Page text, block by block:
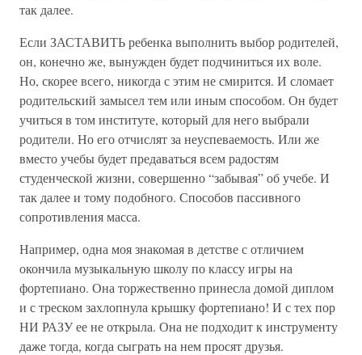
так далее.
Если ЗАСТАВИТЬ ребенка выполнить выбор родителей,
он, конечно же, вынужден будет подчиниться их воле.
Но, скорее всего, никогда с этим не смирится. И сломает
родительский замысел тем или иным способом. Он будет
учиться в том институте, который для него выбрали
родители. Но его отчислят за неуспеваемость. Или же
вместо учебы будет предаваться всем радостям
студенческой жизни, совершенно “забывая” об учебе. И
так далее и тому подобного. Способов пассивного
сопротивления масса.
Например, одна моя знакомая в детстве с отличием
окончила музыкальную школу по классу игры на
фортепиано. Она торжественно принесла домой диплом
и с треском захлопнула крышку фортепиано! И с тех пор
НИ РАЗУ ее не открыла. Она не подходит к инструменту
даже тогда, когда сыграть на нем просят друзья.